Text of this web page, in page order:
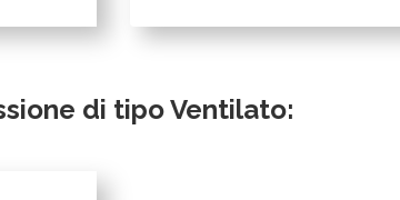
di tipo Ventilato: